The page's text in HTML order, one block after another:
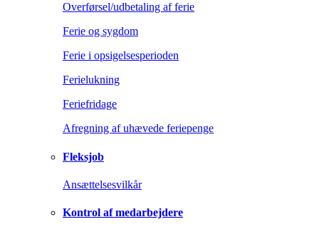
Overførsel/udbetaling af ferie
Ferie og sygdom
Ferie i opsigelsesperioden
Ferielukning
Feriefridage
Afregning af uhævede feriepenge
Fleksjob
Ansættelsesvilkår
Kontrol af medarbejdere